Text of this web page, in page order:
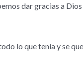
dar gracias a
lo que tenía y se